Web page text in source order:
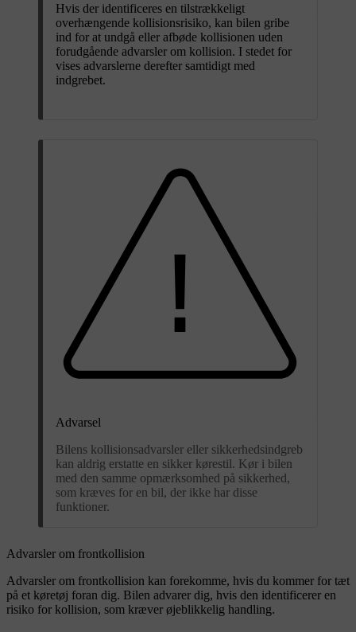
Hvis der identificeres en tilstrækkeligt
overhængende kollisionsrisiko, kan bilen gribe
ind for at undgå eller afbøde kollisionen uden
forudgående advarsler om kollision. I stedet for
vises advarslerne derefter samtidigt med
indgrebet.
Advarsel
Bilens kollisionsadvarsler eller sikkerhedsindgreb
kan aldrig erstatte en sikker kørestil. Kør i bilen
med den samme opmærksomhed på sikkerhed,
som kræves for en bil, der ikke har disse
funktioner.
Advarsler om frontkollision
Advarsler om frontkollision kan forekomme, hvis du kommer for tæt
på et køretøj foran dig. Bilen advarer dig, hvis den identificerer en
risiko for kollision, som kræver øjeblikkelig handling.